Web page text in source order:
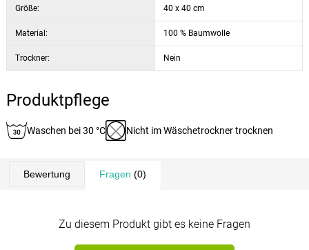
Größe: 40 x 40 cm
Material: 100 % Baumwolle
Trockner: Nein
Produktpflege
Waschen bei 30 °C Nicht im Wäschetrockner trocknen
Bewertung Fragen (0)
Zu diesem Produkt gibt es keine Fragen